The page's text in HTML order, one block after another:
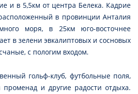
и в 5,5км от центра Белека. Кадрие
в провинции Анталия
моря, в 25км юго-восточнее
в зелени эвкалиптовых и сосновых
с пологим входом.
гольф-клуб, футбольные поля,
променад и другие радости отдыха.